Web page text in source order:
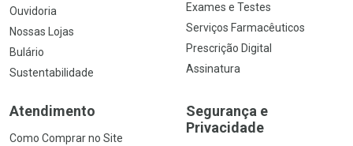
Ouvidoria
Nossas Lojas
Bulário
Sustentabilidade
Exames e Testes
Serviços Farmacêuticos
Prescrição Digital
Assinatura
Atendimento
Como Comprar no Site
Segurança e
Privacidade